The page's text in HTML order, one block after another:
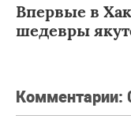
Впервые в
шедевры
Комментарии: